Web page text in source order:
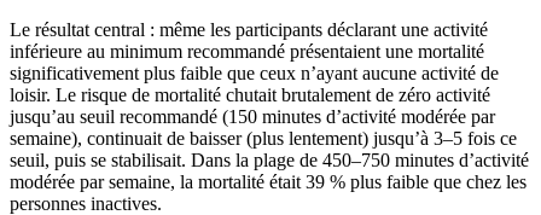
Le résultat central : même les participants déclarant une activité
inférieure au minimum recommandé présentaient une mortalité
significativement plus faible que ceux n’ayant aucune activité de
loisir. Le risque de mortalité chutait brutalement de zéro activité
jusqu’au seuil recommandé (150 minutes d’activité modérée par
semaine), continuait de baisser (plus lentement) jusqu’à 3–5 fois ce
seuil, puis se stabilisait. Dans la plage de 450–750 minutes d’activité
modérée par semaine, la mortalité était 39 % plus faible que chez les
personnes inactives.